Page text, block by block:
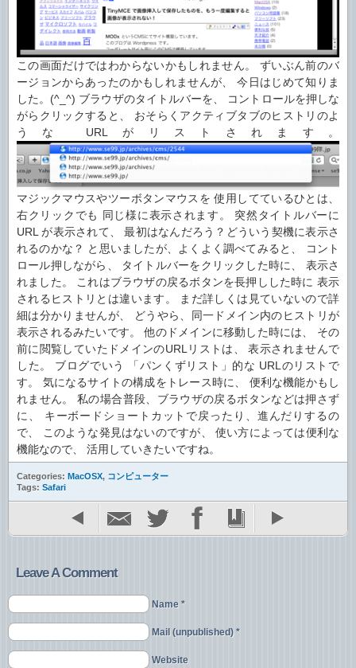
この画面だけではわからないかもしれません。 ずいぶん前のバ
ージョンからあったのかもしれませんが、 今日はじめて知りま
した。(^_^) ブラウザのタイトルバーを、 コントロールを押しな
がらクリックすると、 おそらくアクティブタブのヒストリのよ
うな URLがリストされます。
マジックマウスやツーボタンマウスを 使用してているひとは、
右クリックでも 同じ様に表示されます。 突然タイトルバーに
URL が表示されて、 最初はなんだろう？どういう契機に表示さ
れるのかな？ と思いましたが、よくよく調べてみると、 コント
ロール押しながら、 タイトルバーをクリックした時に、 表示さ
れました。 これはブラウザの戻るボタンを長押しした時に 表示
されるヒストリとは違います。 まだ詳しくは見ていないので詳
細は分かりませんが、 どうやら、同一ドメイン内のヒストリが
表示されるみたいです。 他のドメインに移動した時には、 その
前に閲覧していたドメインのURLリストは、 表示されませんで
した。 ブログでいう 「パンくずリスト」的な URLのリストで
す。 気になるサイトの構成をトレース時に、 便利な機能かもし
れません。 私の場合普段、ブラウザの戻るボタンなどは押さず
に、 キーボードショートカットで戻ったり、進んだりするの
で、 このような発見はないのですが、 使い方によっては便利な
機能なので、 活用していきたいですね。
Categories: MacOSX, コンピューター
Tags: Safari
Leave A Comment
Name *
Mail (unpublished) *
Website